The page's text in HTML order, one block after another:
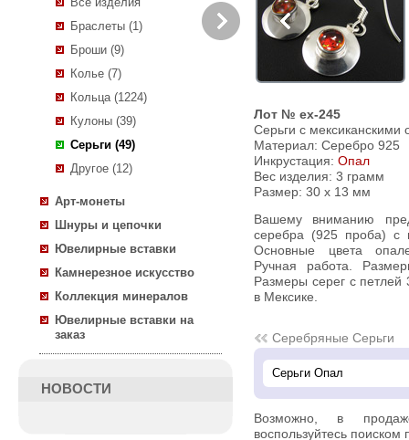
Браслеты (1)
Броши (9)
Колье (7)
Кольца (1224)
Кулоны (39)
Серьги (49)
Другое (12)
Арт-монеты
Шнуры и цепочки
Ювелирные вставки
Камнерезное искусство
Коллекция минералов
Ювелирные вставки на
заказ
НОВОСТИ
Лот № ex-245
Серьги с
Материал: Серебро 925
Инкрустация: Опал
Вес изделия: 3 грамм
Размер: 30 х 13 мм
Вашему вниманию предлагается серьги из стерлингового
серебра (925 проба) с
Основные цвета
Ручная работа.
Размеры серег с
в Мексике.
Серебряные Серьги
Возможно, в
воспользуйтесь поиском